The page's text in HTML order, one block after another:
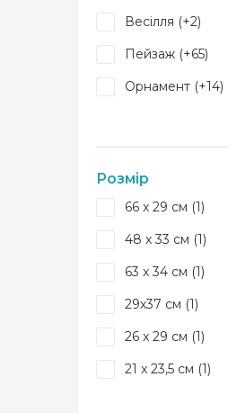
Весілля (+2)
Пейзаж (+65)
Орнамент (+14)
Натюрморт (+4)
Люди Діти (+150)
Тварини (+5)
Розмір
66 x 29 см (1)
48 x 33 см (1)
63 x 34 см (1)
29х37 см (1)
26 x 29 см (1)
21 x 23,5 см (1)